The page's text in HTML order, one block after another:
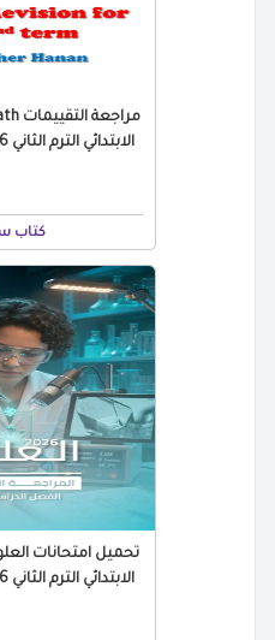
الابتدائي الترم الثاني 2026 PDF بالاجابات
كتاب
تحميل امتحانات
الابتدائي الترم الثاني 2026 PDF بالاجابات